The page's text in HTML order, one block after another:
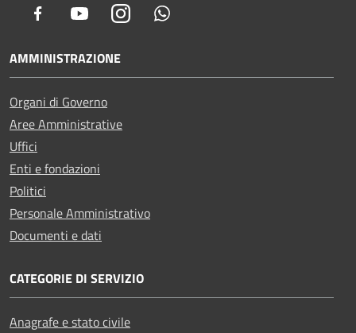
Facebook YoutubeInstagram
AMMINISTRAZIONE
Organi di Governo
Aree Amministrative
Uffici
Enti e fondazioni
Politici
Personale Amministrativo
Documenti e dati
CATEGORIE DI SERVIZIO
Anagrafe e stato civile